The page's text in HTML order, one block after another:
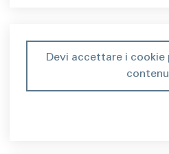
Devi accettare i cookie